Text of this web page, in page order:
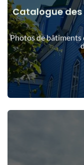
Catalogue
Photos de bâtiments
Bâtiments,